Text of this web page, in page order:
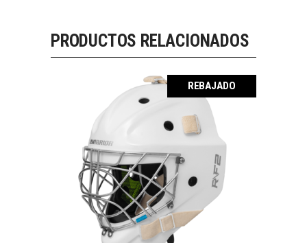
PRODUCTOS RELACIONADOS
REBAJADO